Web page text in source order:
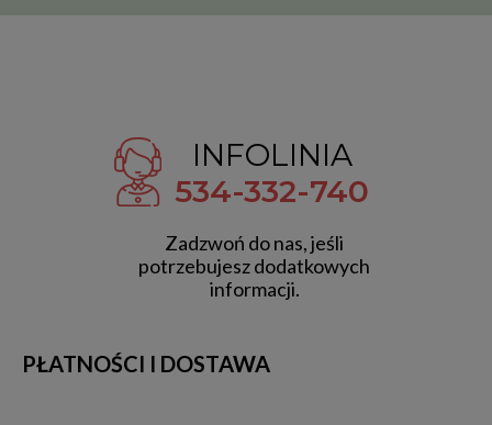
INFOLINIA
534-332-740
Zadzwoń do nas, jeśli
potrzebujesz dodatkowych
informacji.
PŁATNOŚCI I DOSTAWA